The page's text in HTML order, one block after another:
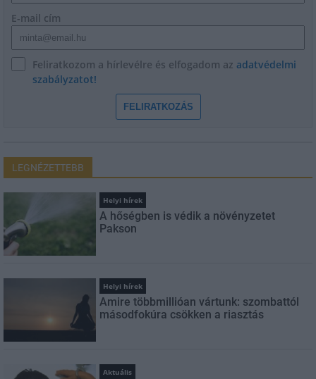
E-mail cím
Feliratkozom a hírlevélre és elfogadom az adatvédelmi
szabályzatot!
FELIRATKOZÁS
LEGNÉZETTEBB
Helyi hírek
A hőségben is védik a növényzetet
Pakson
Helyi hírek
Amire többmillióan vártunk: szombattól
másodfokúra csökken a riasztás
Aktuális